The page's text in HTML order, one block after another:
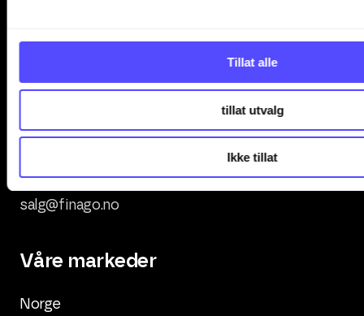
Tillat alle
tillat utvalg
Ikke tillat
Kontakt oss
salg@finago.no
Våre markeder
Norge